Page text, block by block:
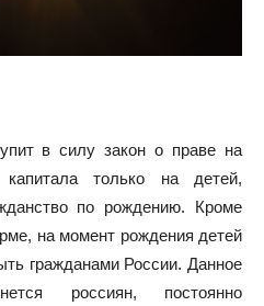
в силу закон о праве на
капитала только на детей,
по рождению. Кроме
на момент рождения детей
гражданами России. Данное
россиян, постоянно